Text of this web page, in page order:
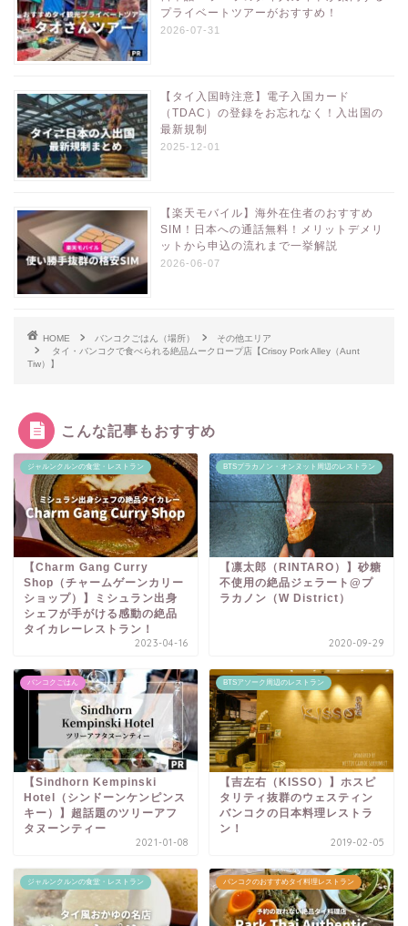
プライベートツアーがおすすめ！
2026-07-31
【タイ入国時注意】電子入国カード
（TDAC）の登録をお忘れなく！入出国の
最新規制
2025-12-01
【楽天モバイル】海外在住者のおすすめ
SIM！日本への通話無料！メリットデメリ
ットから申込の流れまで一挙解説
2026-06-07
HOME バンコクごはん（場所）
その他エリア
タイ・バンコクで食べられる絶品ムークロープ店【Crisoy Pork Alley（Aunt
Tiw）】
こんな記事もおすすめ
ジャルンクルンの食堂・レストラン
【Charm Gang Curry
Shop（チャームゲーンカリー
ショップ）】ミシュラン出身
シェフが手がける感動の絶品
タイカレーレストラン！
2023-04-16
BTSプラカノン・オンヌット周辺のレストラン
【凛太郎（RINTARO）】砂糖
不使用の絶品ジェラート@プ
ラカノン（W District）
2020-09-29
バンコクごはん
【Sindhorn Kempinski
Hotel（シンドーンケンピンス
キー）】超話題のツリーアフ
タヌーンティー
2021-01-08
BTSアソーク周辺のレストラン
【吉左右（KISSO）】ホスピ
タリティ抜群のウェスティン
バンコクの日本料理レストラ
ン！
2019-02-05
ジャルンクルンの食堂・レストラン バンコクのおすすめタイ料理レストラン